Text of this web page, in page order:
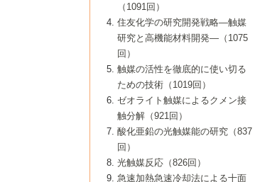
8号 若手研究者による触媒研究の未来展望
2：大学・研究所編
8号 イオン液体の応用
8号 多機能型リアクター
8号 超臨界流体を用いた化学プロセスの新
6号 第94回触媒討論会
7号 サブナノレベルでみた新しい表面現象
8号 オレフィン重合触媒の新たな展
5号 基礎化学品製造の触媒技術
6号 第92回触媒討論会
7号 基礎化学品製造の触媒技術
8号 資源の循環と触媒技術
4号 ナノ材料の調製と機能化
5号 こんな触媒が欲しい
6号 第90回触媒討論会
7号 触媒研究と学術雑誌/情報
8号 若い世代からみた触媒化学の現状と未
3号 生体触媒とバイオプロセス
4号 水素製造・利用の触媒化学
5号 触媒研究における新しい切り口：コン
ビナトリアルケミストリー
6号 第88回触媒討論会特集号
7号 企業における触媒研究のブレークスル
8号 この材料を触媒として使ってみません
2号 第85回触媒討論会
3号 反応ダイナミクス
5号 触媒のおもしろさをどのように伝える
6号 第86回触媒討論会
7号 水素化精製触媒の新しい展開
8号 新しい反応性と機能性を目指した金属
クラスタ-化学
1号 孔、穴、あな?-特異な空間とその利用-
2号 第83回触媒討論会
3号 均一系触媒反応最前線
4号 実用炭素材料の新展開
5号 研究の方法論を考える
7号 機能性金属材料と触媒
8号 触媒研究へのNMRの応用と展望
▼40巻（1998年）
進展と21世紀への提言/創立40周年記念・触
媒学会この10年の歩みとこれから/創立40周
2号 第81回触媒討論会
3号 計算機触媒化学へのさそい
4号 触媒劣化の制御と予測
5号 最新の実用プロセスと触媒
6号 第82回触媒討論会
1号 均一系と不均一系触媒反応-その特徴と
接点
2号 第79回触媒討論会
3号 最新NO除去触媒の実用化研究
4号 新しい反応場を目指した触媒調製
5号 反応・分離技術の新しい展開
6号 第80回触媒討論会
▼38巻（1996年）
1号 触媒の構造と触媒作用/C1化学を中心と
する21世紀への触媒
3号 オリンピックメダル:金・銀・銅はどん
な触媒作用を示すか
4号 触媒作用における機能の複合化
▼37巻（1995年）
1号 ファインケミカルズと固体触媒
2号 第75回触媒討論会
3号 希土類を利用した触媒
4号 触媒とリサイクル
5号 エネルギー変換触媒
▼36巻（1994年）
1号 電気化学と触媒
2号 第73回触媒討論会
3号 C4化学の展開
4号 《通常号》
▼35巻（1993年）
1号 工業触媒開発マニュアル―探索から工
業化まで
2号 第71回触媒討論会
▼34巻（1992年）
1号 インパクトを与えたこの研究
2号 第69回触媒討論会
▼33巻（1991年）
1号 触媒プロセス開発マニュアル―探索か
▼32巻（1990年）
（1091回）
住友化学の研究開発戦略―触媒
研究と高機能材料開発―（1075
回）
触媒の活性を徹底的に使い切る
ための技術（1019回）
ゼオライト触媒によるクメン接
触分解（921回）
酸化亜鉛の光触媒能の研究（837
回）
光触媒反応（826回）
急速加熱急速冷却法による十面